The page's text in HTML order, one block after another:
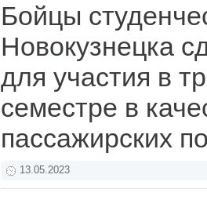
Бойцы
Новокузнецка
для участия в
семестре в
пассажирских
13.05.2023